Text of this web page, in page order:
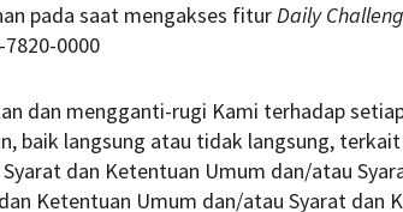
pada saat mengakses fiturDaily
0000
dan mengganti-rugi Kami terhadap
baik langsung atau tidak langsung,
dan Ketentuan Umum dan/atau
Ketentuan Umum dan/atau Syarat dan